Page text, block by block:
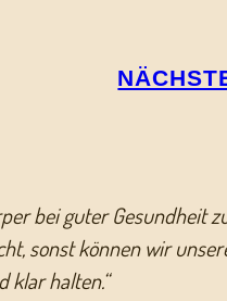
bei guter Gesundheit
sonst können wir
klar halten.“